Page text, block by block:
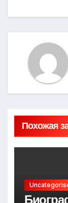
Похожая